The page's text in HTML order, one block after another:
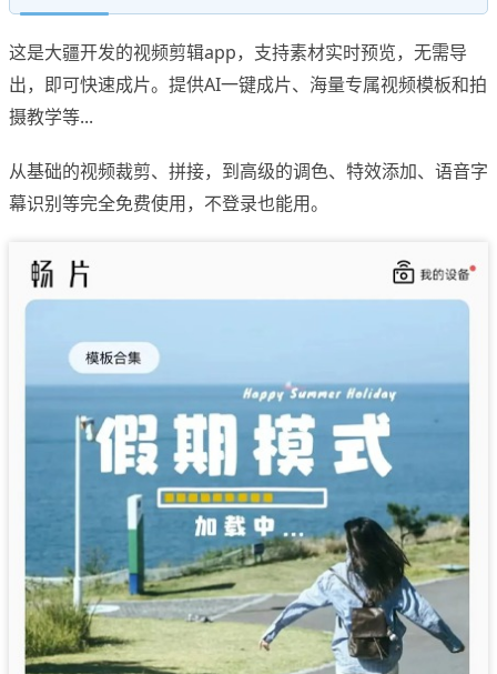
这是大疆开发的视频剪辑app，支持素材实时预览，无需导
出，即可快速成片。提供AI一键成片、海量专属视频模板和拍
摄教学等...
从基础的视频裁剪、拼接，到高级的调色、特效添加、语音字
幕识别等完全免费使用，不登录也能用。